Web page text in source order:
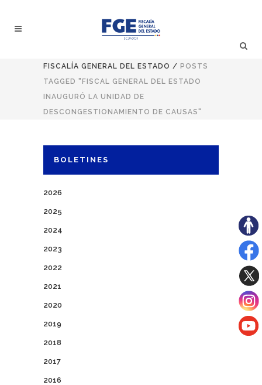
FISCALÍA GENERAL DEL ESTADO / POSTS
TAGGED "FISCAL GENERAL DEL ESTADO
INAUGURÓ LA UNIDAD DE
DESCONGESTIONAMIENTO DE CAUSAS"
BOLETINES
2026
2025
2024
2023
2022
2021
2020
2019
2018
2017
2016